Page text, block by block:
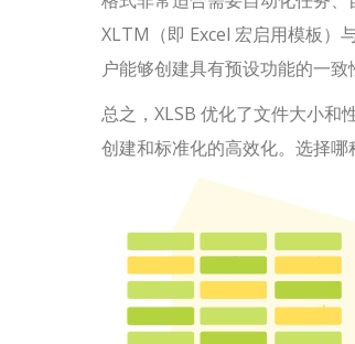
XLTM（即 Excel 宏启用模板）
户能够创建具有预设功能的一致
总之，XLSB 优化了文件大小和
创建和标准化的高效化。选择哪